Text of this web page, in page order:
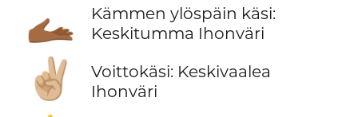
🫴🏾
Kämmen ylöspäin käsi:
Keskitumma Ihonväri
✌🏼
Voittokäsi: Keskivaalea
Ihonväri